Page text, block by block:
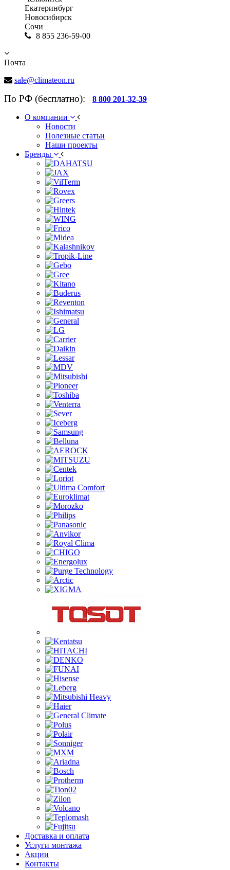
Екатеринбург
Новосибирск
Сочи
8 855 236-59-00
Почта
sale@climateon.ru
По РФ (бесплатно): 8 800 201-32-39
О компании
Новости
Полезные статьи
Наши проекты
Бренды
Доставка и оплата
Услуги монтажа
Акции
Контакты